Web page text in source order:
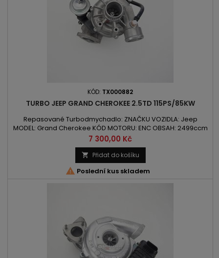
KÓD: TX000882
TURBO JEEP GRAND CHEROKEE 2.5TD 115PS/85KW
Repasované Turbodmychadlo: ZNAČKU VOZIDLA: Jeep
MODEL: Grand Cherokee KÓD MOTORU: ENC OBSAH: 2499ccm
2.5 TD VÝKON: 115PS / 85kW ROK VÝROBY: 1995 -
Cena
7 300,00 Kč
 Přidat do košíku
 Poslední kus skladem